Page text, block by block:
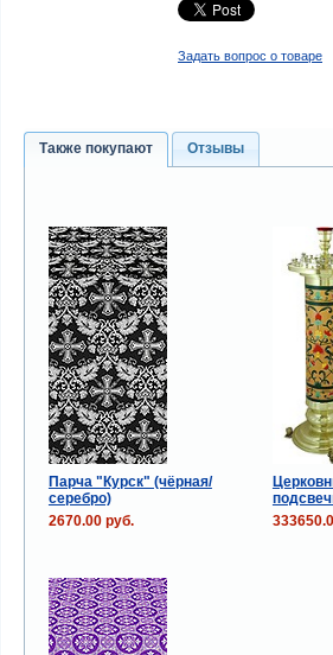
Задать вопрос о товаре
Также покупают Отзывы
Парча "Курск" (чёрная/
серебро)
2670.00 руб.